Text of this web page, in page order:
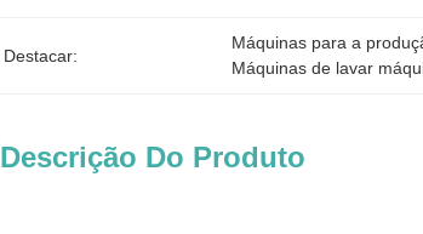
Destacar:
Máquinas para a
Máquinas de lavar
Descrição Do Produto